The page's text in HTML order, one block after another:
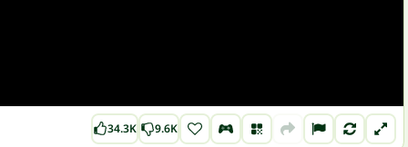
34.3K 9.6K